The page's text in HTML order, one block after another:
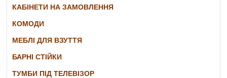
КАБІНЕТИ НА ЗАМОВЛЕННЯ
КОМОДИ
МЕБЛІ ДЛЯ ВЗУТТЯ
БАРНІ СТІЙКИ
ТУМБИ ПІД ТЕЛЕВІЗОР